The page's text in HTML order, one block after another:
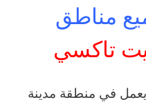
مناطق
تاكسي
في منطقة مدينة